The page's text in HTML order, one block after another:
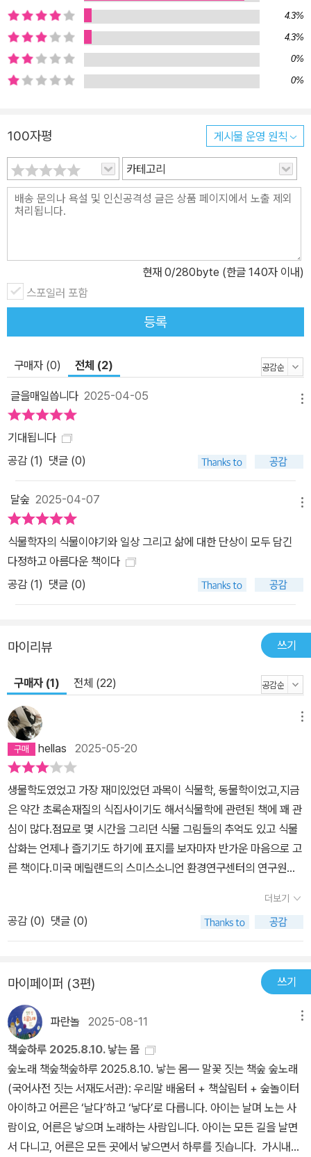
을 들려준다. 한겨울 얼어버린 숲속을 걸으며 겨울에 잎을 내는 크레
인플라이난초에 관한 에피소드와 겨우내 눈이 쌓이면 식물의 씨앗과
각종 미생물들을 따뜻하게 덮어 봄이 오면 파릇파릇한 신록을 마주하
게 하는 자연의 섭리에 관해 이야기한다. 이른 봄, 선임연구관과 함께
기를 통해 화려하게 핀 꽃들을 싹 틔운 곰팡이의 세계를 펼쳐놓는다.
3월의 어느 날 연구소 한쪽에서 활짝 핀 배나무꽃을 보며 서양배에
관해 ‘오해’했던 재밌는 일화와 5월의 메릴랜드 숲속에서 발견되는
튤립나무 꽃송이와 꽃이 분해되고 흙속에 스며들어 양분이 되는 과
정, 그리고 튤립나무 가지의 가루로 난초의 영양분을 만든다는 신기
기 위해 노란 열매에는 독성이 없도록 구조화했다는 것은 신비롭고도
놀라운 사실이다. “숲속에는 맞거나 틀린 것, 좋고 나쁜 것, 기쁘고 슬
픈 것이 없을 거라고 나는 어렴풋이 생각하고 있었다. 어떤 사람들은
생물의 생존방식을 경쟁이라는 단어로 요약하기도 한다. 하지만 나는
다는 조화, 연결, 순환이라는 단어가 어울린다. 자연의 모든 건 조화롭
게 연결되어 순환한다. 어떤 것이 더해지면 그것은 다른 것으로부터
온 것이다. 그 연결고리가 각 개체이며 그 개체들이 사는 방법은 개체
사라지는 것까지도” 조화·연결·순환이라는 자연의 섭리에 관하여 또
나볼 수 있다. 봄의 전령, 벚꽃: 벚꽃 잎이 떨어지면 붙어 있던 자리엔
상처가 남는다. 식물 또한 스스로 상처를 회복하려 한다. 과학계에서
는 식물이 ‘리그닌’이라는 물질로 꽃잎이 떨어져나간 표면을 덮어 상
처를 아물게 하지 않을까 예상했다. 그러나 한국 과학자들의 발견으
로 떨어진 자리가 아닌, 꽃잎이 잘리게 될 면을 따라 리그닌이 생긴다.
리그닌은 분리될 면의 세포 사이사이를 메워 면을 매끈하게 하고, 꽃
음, 다우니 래틀스네이크 플랜틴(난초): 난초의 씨앗은 스스로 싹을
틔울 영양분이 부족해 특정 곰팡이의 도움이 필요하다. 곰팡이는 난
초의 씨앗에 외부의 영양분을 전달한다. 그리고 많이 연구되지 않았
필요하다. 박테리아는 곰팡이를 도와주고, 곰팡이는 난초를 도와주는
것이다. 이러한 생태계를 생각해보면 눈에 잘 보이지 않는 수많은 미
생물은 무척 경이로운 존재다. 가을의 루비, 크랜베리: 크랜베리를 들
로 자르면 네 개의 공기주머니를 관찰할 수 있는데 그곳에 질소, 이산
화탄소, 산소와 같은 기체가 섞여 들어 있다. 습지에 사는 크랜베리는
열매 속 공기주머니를 이용해 물을 따라 흘러가 씨앗을 퍼뜨릴 수 있
다. 덕분에 크랜베리소스를 끓일 때 톡톡 소리를 내며 공기주머니가
터지는 모습을 구경할 수 있다. 겨울의 주인, 호랑가시나무: 활엽수들
의 잎이 떨어져 숲이 비워지면 햇빛이 낮은 곳까지 닿는다. 햇빛을 가
로채는 경쟁자가 없어지면 상대적으로 성장 속도가 느려 키가 작은
하는 것이다. 대신 겨울의 추위를 견디기 위해 잎을 단단하고 도톰하
고 뾰족하게 만든다. “꽃잎이 떨어지는 과정을 하나하나 생각하면 식
물이 정확히 계산한 움직임 중에 신기하지 않은 과정이 없다. 또한 모
든 과정이 순서대로 잘 수행되어야 한다. 버리는 것, 사라지는 것도 말
이다. 내려놓는 것도 우리 삶에서 중요한 것처럼. 모든 것이 아래로 떨
어지는 건 당연한 듯 보이지만 어느 과학자는 호기심을 가져 중력을
발견했다. 이렇듯 자연의 모든 일은 사실 대단히 신비하고 필연적이
다. 그래서 더 아름답다. 떨어진 벚꽃잎이 흙색으로 변해 발에 밟히는
시간도, 벚꽃이 지고 푸른 잎이 무성해 사람들이 벚나무에 관심을 가
지지 않는 많은 날도 말이다.”(60쪽) “인간의 지식으로 자연을 예측
4.3%
4.3%
0%
0%
100자평 게시물 운영 원칙
카테고리
현재 0/280byte (한글 140자 이내)
스포일러 포함
등록
구매자 (0) 전체 (2)
글을매일씁니다 2025-04-05
기대됩니다
공감 (1) 댓글 (0)
달숲 2025-04-07
식물학자의 식물이야기와 일상 그리고 삶에 대한 단상이 모두 담긴
다정하고 아름다운 책이다
공감 (1) 댓글 (0)
마이리뷰 쓰기
구매자 (1) 전체 (22)
hellas 2025-05-20
생물학도였었고 가장 재미있었던 과목이 식물학, 동물학이었고,지금
은 약간 초록손재질의 식집사이기도 해서식물학에 관련된 책에 꽤 관
심이 많다.점묘로 몇 시간을 그리던 식물 그림들의 추억도 있고 식물
삽화는 언제나 즐기기도 하기에 표지를 보자마자 반가운 마음으로 고
른 책이다.미국 메릴랜드의 스미스소니언 환경연구센터의 연구원으
있고, 저자는 난을 연구하고 있는데.모든 식물은 야생이라는 새삼스
러운 사실을 깨닫는 부분이 많았다.너무 당연한데, 실내에서 식물
을 키우는 환경에 익숙해진 탓에 이런 자각이 생길 때마다 좀 웃기기
쎄다. 싶은 정도의 감상이 남았다.- 야생 난초의 다양성에도 불구하
고 계속 개발되는 품종과 사람들의 열렬한 난초 사랑의 본질이 무엇
일까 생각한다. 우리는 어떤 방법으로 꽃을 사랑하며 우리가 사랑하
는 것은 정확히 무엇일까? - 45- 목초지에 있던 커다란 말이 한순간
죽듯, 오랫동안 내게 기쁨을 선사하던 난초가 사슴에게 먹혀버리듯
우리가 어찌할 수 없는 일들은 갑자기 발생한다. 하는 게 아니라 일어
나버리는 것. 행복하다가도 갑자기 슬픈 일이 일어나는 것. 슬프다가
도 갑자기 기쁜 일이 일어나는 것. 우리가 할 수 있는 일은 받아들이는
것뿐이다. 예측할 수 없는 갑작스러운 일이었다고 생각하지만 어쩌면
더보기
공감 (0) 댓글 (0)
마이페이퍼 (3편) 쓰기
파란놀 2025-08-11
책숲하루 2025.8.10. 낳는 몸
숲노래 책숲책숲하루 2025.8.10. 낳는 몸― 말꽃 짓는 책숲 숲노래
(국어사전 짓는 서재도서관): 우리말 배움터 + 책살림터 + 숲놀이터
아이하고 어른은 ‘날다’하고 ‘낳다’로 다릅니다. 아이는 날며 노는 사
람이요, 어른은 낳으며 노래하는 사람입니다. 아이는 모든 길을 날면
서 다니고, 어른은 모든 곳에서 낳으면서 하루를 짓습니다. 가시내란